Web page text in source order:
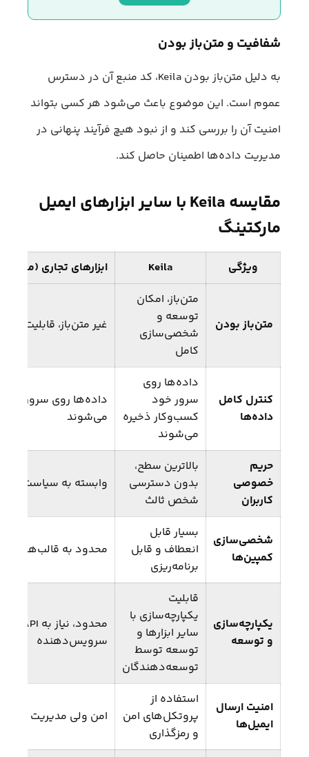
شفافیت و متن‌باز بودن
به دلیل متن‌باز بودن Keila، کد منبع آن در دسترس
عموم است. این موضوع باعث می‌شود هر کسی بتواند
امنیت آن را بررسی کند و از نبود هیچ فرآیند پنهانی در
مدیریت داده‌ها اطمینان حاصل کند.
مقایسه Keila با سایر ابزارهای ایمیل
مارکتینگ
ویژگی Keila ابزارهای تجاری (مثل Mailchimp, Sendinblue)
متن‌باز بودن
متن‌باز، امکان
توسعه و
شخصی‌سازی
کامل
غیر متن‌باز، قابلیت
کنترل کامل
داده‌ها
داده‌ها روی
سرور خود
کسب‌وکار ذخیره
می‌شوند
داده‌ها روی
می‌شوند
حریم
خصوصی
کاربران
بالاترین سطح،
بدون دسترسی
شخص ثالث
وابسته به
شخصی‌سازی
کمپین‌ها
بسیار قابل
انعطاف و قابل
برنامه‌ریزی
محدود به قالب‌ها و
یکپارچه‌سازی
و توسعه
قابلیت
یکپارچه‌سازی با
سایر ابزارها و
توسعه توسط
توسعه‌دهندگان
سرویس‌دهنده
امنیت ارسال
ایمیل‌ها
استفاده از
پروتکل‌های امن
و رمزگذاری
امن ولی مدیریت